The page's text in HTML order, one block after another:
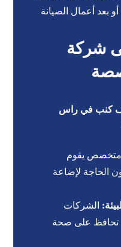
بعد أعمال الصيانة
شركة
كنب في راس
يقوم
الحاجة لإضاعة
الشركات
تحافظ على صحة